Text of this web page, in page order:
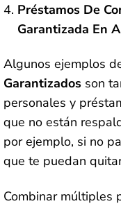
Préstamos De
Garantizada En
Algunos ejemplos
Garantizados son
personales y
que no están
por ejemplo, si no
que te puedan
Combinar múltiples